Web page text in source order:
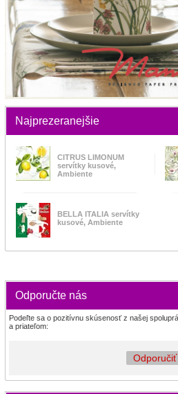
Najprezeranejšie
CITRUS LIMONUM
servítky kusové,
Ambiente
BELLA ITALIA servítky
kusové, Ambiente
Odporučte nás
Podeľte sa o pozitívnu skúsenosť z našej
a priateľom:
Odporučiť